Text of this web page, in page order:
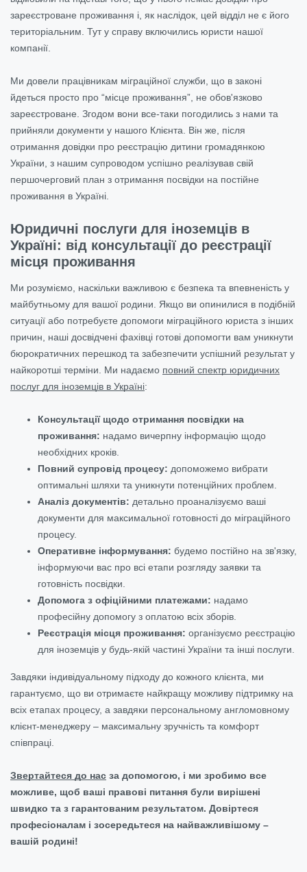
зареєстроване проживання і, як наслідок, цей відділ не є його
територіальним. Тут у справу включились юристи нашої
компанії.
Ми довели працівникам міграційної служби, що в законі
йдеться просто про “місце проживання”, не обов'язково
зареєстроване. Згодом вони все-таки погодились з нами та
прийняли документи у нашого Клієнта. Він же, після
отримання довідки про реєстрацію дитини громадянкою
України, з нашим супроводом успішно реалізував свій
першочерговий план з отримання посвідки на постійне
проживання в Україні.
Юридичні послуги для іноземців в
Україні: від консультації до реєстрації
місця проживання
Ми розуміємо, наскільки важливою є безпека та впевненість у
майбутньому для вашої родини. Якщо ви опинилися в подібній
ситуації або потребуєте допомоги міграційного юриста з інших
причин, наші досвідчені фахівці готові допомогти вам уникнути
бюрократичних перешкод та забезпечити успішний результат у
найкоротші терміни. Ми надаємо повний спектр юридичних
послуг для іноземців в Україні:
Консультації щодо отримання посвідки на
проживання: надамо вичерпну інформацію щодо
необхідних кроків.
Повний супровід процесу: допоможемо вибрати
оптимальні шляхи та уникнути потенційних проблем.
Аналіз документів: детально проаналізуємо ваші
документи для максимальної готовності до міграційного
процесу.
Оперативне інформування: будемо постійно на зв'язку,
інформуючи вас про всі етапи розгляду заявки та
готовність посвідки.
Допомога з офіційними платежами: надамо
професійну допомогу з оплатою всіх зборів.
Реєстрація місця проживання: організуємо реєстрацію
для іноземців у будь-якій частині України та інші послуги.
Завдяки індивідуальному підходу до кожного клієнта, ми
гарантуємо, що ви отримаєте найкращу можливу підтримку на
всіх етапах процесу, а завдяки персональному англомовному
клієнт-менеджеру – максимальну зручність та комфорт
співпраці.
Звертайтеся до нас за допомогою, і ми зробимо все
можливе, щоб ваші правові питання були вирішені
швидко та з гарантованим результатом. Довіртеся
професіоналам і зосередьтеся на найважливішому –
вашій родині!